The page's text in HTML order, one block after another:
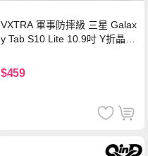
VXTRA 軍事防摔級 三星 Galax
y Tab S10 Lite 10.9吋 Y折晶透
$459